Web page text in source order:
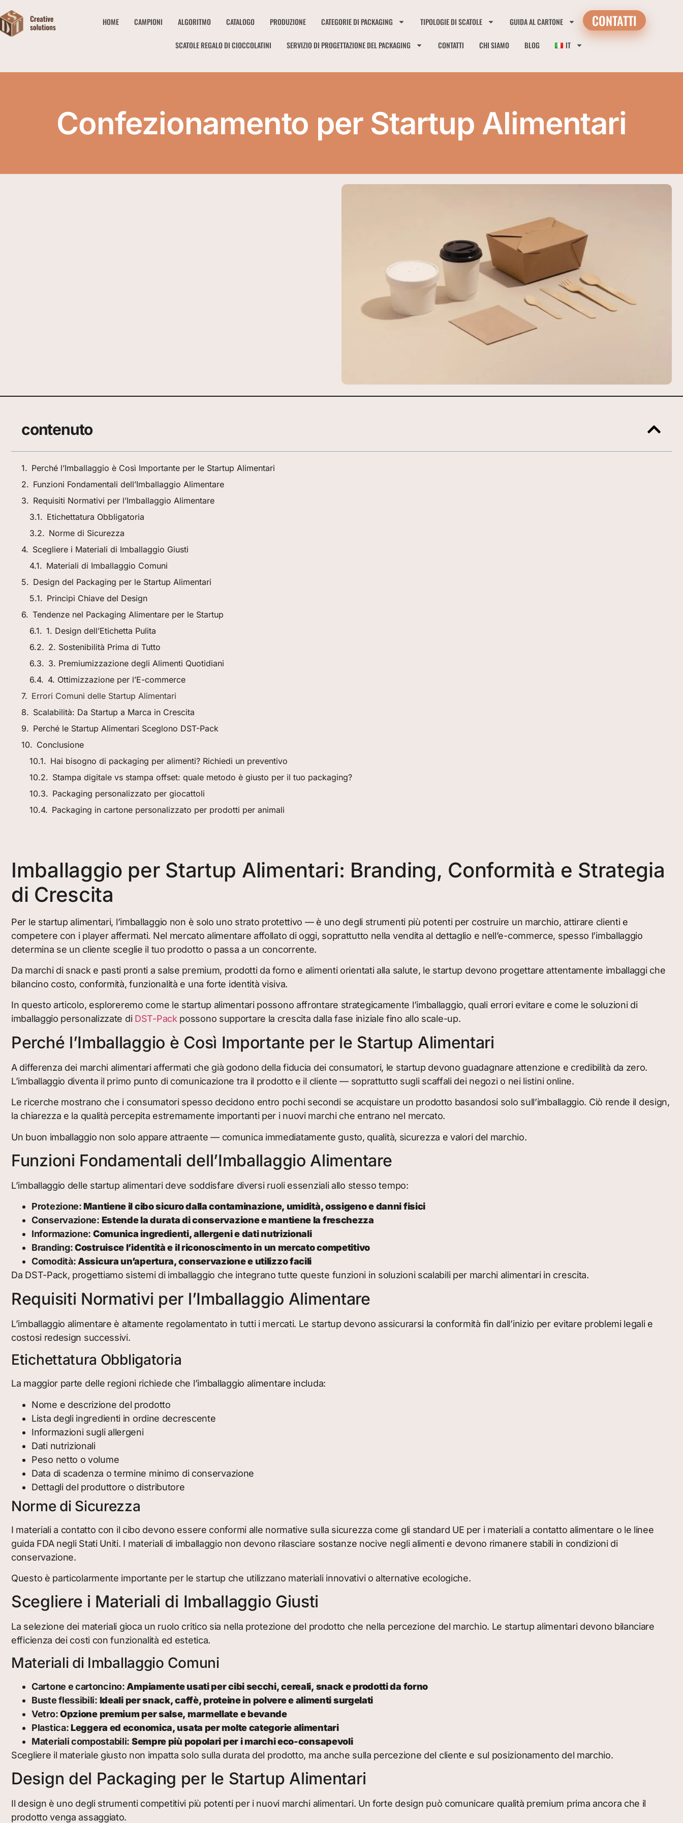
HOME CAMPIONI ALGORITMO CATALOGO PRODUZIONE CATEGORIE DI PACKAGING TIPOLOGIE DI SCATOLE GUIDA AL CARTONE
SCATOLE REGALO DI CIOCCOLATINI SERVIZIO DI PROGETTAZIONE DEL PACKAGING CONTATTI CHI SIAMO BLOG IT
CONTATTI
Confezionamento per Startup Alimentari
contenuto
Perché l’Imballaggio è Così Importante per le Startup Alimentari
Funzioni Fondamentali dell’Imballaggio Alimentare
Requisiti Normativi per l’Imballaggio Alimentare
Etichettatura Obbligatoria
Norme di Sicurezza
Scegliere i Materiali di Imballaggio Giusti
Materiali di Imballaggio Comuni
Design del Packaging per le Startup Alimentari
Principi Chiave del Design
Tendenze nel Packaging Alimentare per le Startup
1. Design dell’Etichetta Pulita
2. Sostenibilità Prima di Tutto
3. Premiumizzazione degli Alimenti Quotidiani
4. Ottimizzazione per l’E-commerce
Errori Comuni delle Startup Alimentari
Scalabilità: Da Startup a Marca in Crescita
Perché le Startup Alimentari Sceglono DST-Pack
Conclusione
Hai bisogno di packaging per alimenti? Richiedi un preventivo
Stampa digitale vs stampa offset: quale metodo è giusto per il tuo packaging?
Packaging personalizzato per giocattoli
Packaging in cartone personalizzato per prodotti per animali
Imballaggio per Startup Alimentari: Branding, Conformità e Strategia
di Crescita
Per le startup alimentari, l’imballaggio non è solo uno strato protettivo — è uno degli strumenti più potenti per costruire un marchio, attirare clienti e
competere con i player affermati. Nel mercato alimentare affollato di oggi, soprattutto nella vendita al dettaglio e nell’e-commerce, spesso l’imballaggio
determina se un cliente sceglie il tuo prodotto o passa a un concorrente.
Da marchi di snack e pasti pronti a salse premium, prodotti da forno e alimenti orientati alla salute, le startup devono progettare attentamente imballaggi che
bilancino costo, conformità, funzionalità e una forte identità visiva.
In questo articolo, esploreremo come le startup alimentari possono affrontare strategicamente l’imballaggio, quali errori evitare e come le soluzioni di
imballaggio personalizzate di DST-Packpossono supportare la crescita dalla fase iniziale fino allo scale-up.
Perché l’Imballaggio è Così Importante per le Startup Alimentari
A differenza dei marchi alimentari affermati che già godono della fiducia dei consumatori, le startup devono guadagnare attenzione e credibilità da zero.
L’imballaggio diventa il primo punto di comunicazione tra il prodotto e il cliente — soprattutto sugli scaffali dei negozi o nei listini online.
Le ricerche mostrano che i consumatori spesso decidono entro pochi secondi se acquistare un prodotto basandosi solo sull’imballaggio. Ciò rende il design,
la chiarezza e la qualità percepita estremamente importanti per i nuovi marchi che entrano nel mercato.
Un buon imballaggio non solo appare attraente — comunica immediatamente gusto, qualità, sicurezza e valori del marchio.
Funzioni Fondamentali dell’Imballaggio Alimentare
L’imballaggio delle startup alimentari deve soddisfare diversi ruoli essenziali allo stesso tempo:
Protezione:Mantiene il cibo sicuro dalla contaminazione, umidità, ossigeno e danni fisici
Conservazione: Estende la durata di conservazione e mantiene la freschezza
Informazione: Comunica ingredienti, allergeni e dati nutrizionali
Branding:Costruisce l’identità e il riconoscimento in un mercato competitivo
Comodità:Assicura un’apertura, conservazione e utilizzo facili
Da DST-Pack, progettiamo sistemi di imballaggio che integrano tutte queste funzioni in soluzioni scalabili per marchi alimentari in crescita.
Requisiti Normativi per l’Imballaggio Alimentare
L’imballaggio alimentare è altamente regolamentato in tutti i mercati. Le startup devono assicurarsi la conformità fin dall’inizio per evitare problemi legali e
costosi redesign successivi.
Etichettatura Obbligatoria
La maggior parte delle regioni richiede che l’imballaggio alimentare includa:
Nome e descrizione del prodotto
Lista degli ingredienti in ordine decrescente
Informazioni sugli allergeni
Dati nutrizionali
Peso netto o volume
Data di scadenza o termine minimo di conservazione
Dettagli del produttore o distributore
Norme di Sicurezza
I materiali a contatto con il cibo devono essere conformi alle normative sulla sicurezza come gli standard UE per i materiali a contatto alimentare o le linee
guida FDA negli Stati Uniti. I materiali di imballaggio non devono rilasciare sostanze nocive negli alimenti e devono rimanere stabili in condizioni di
conservazione.
Questo è particolarmente importante per le startup che utilizzano materiali innovativi o alternative ecologiche.
Scegliere i Materiali di Imballaggio Giusti
La selezione dei materiali gioca un ruolo critico sia nella protezione del prodotto che nella percezione del marchio. Le startup alimentari devono bilanciare
efficienza dei costi con funzionalità ed estetica.
Materiali di Imballaggio Comuni
Cartone e cartoncino:Ampiamente usati per cibi secchi, cereali, snack e prodotti da forno
Buste flessibili: Ideali per snack, caffè, proteine in polvere e alimenti surgelati
Vetro:Opzione premium per salse, marmellate e bevande
Plastica:Leggera ed economica, usata per molte categorie alimentari
Materiali compostabili: Sempre più popolari per i marchi eco-consapevoli
Scegliere il materiale giusto non impatta solo sulla durata del prodotto, ma anche sulla percezione del cliente e sul posizionamento del marchio.
Design del Packaging per le Startup Alimentari
Il design è uno degli strumenti competitivi più potenti per i nuovi marchi alimentari. Un forte design può comunicare qualità premium prima ancora che il
prodotto venga assaggiato.